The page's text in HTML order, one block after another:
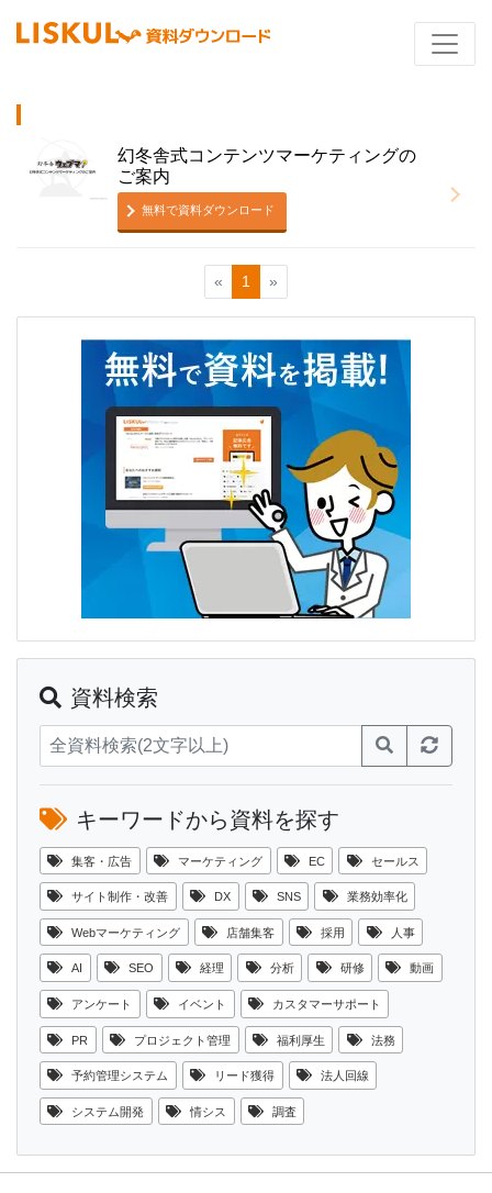
幻冬舎式コンテンツマーケティングの
ご案内
無料で資料ダウンロード
« 1 »
資料検索
キーワードから資料を探す
集客・広告 マーケティング EC セールス
サイト制作・改善 DX SNS 業務効率化
Webマーケティング 店舗集客 採用 人事
AI SEO 経理 分析 研修 動画
アンケート イベント カスタマーサポート
PR プロジェクト管理 福利厚生 法務
予約管理システム リード獲得 法人回線
システム開発 情シス 調査